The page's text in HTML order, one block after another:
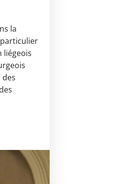
la
liégeois
des